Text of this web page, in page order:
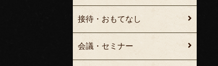
接待・おもてなし
会議・セミナー